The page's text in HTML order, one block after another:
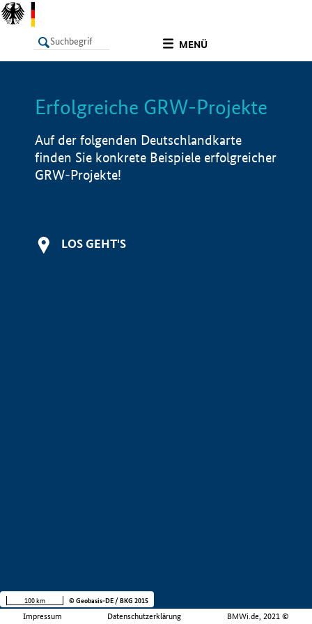
MENÜ
LISTE Info
Erfolgreiche GRW-Projekte
Auf der folgenden Deutschlandkarte
finden Sie konkrete Beispiele erfolgreicher
GRW-Projekte!
LOS GEHT'S
Impressum Datenschutzerklärung BMWi.de, 2021 ©
100 km © Geobasis-DE / BKG 2015